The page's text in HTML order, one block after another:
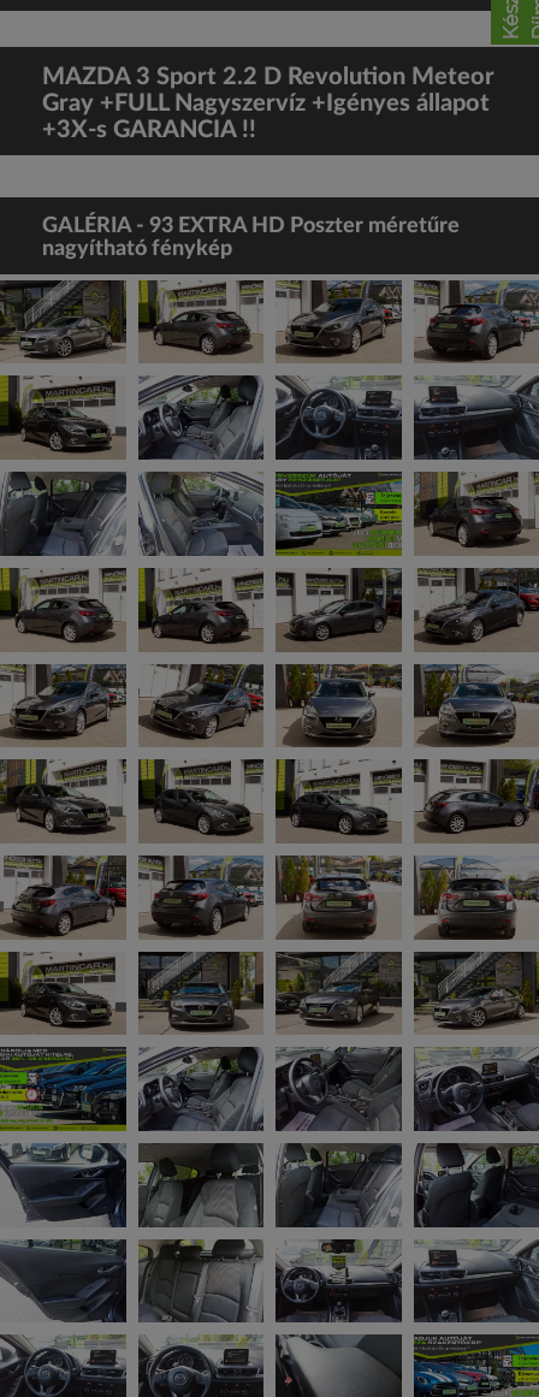
MAZDA 3 Sport 2.2 D Revolution Meteor
Gray +FULL Nagyszervíz +Igényes állapot
+3X-s GARANCIA !!
GALÉRIA - 93 EXTRA HD Poszter méretűre
nagyítható fénykép